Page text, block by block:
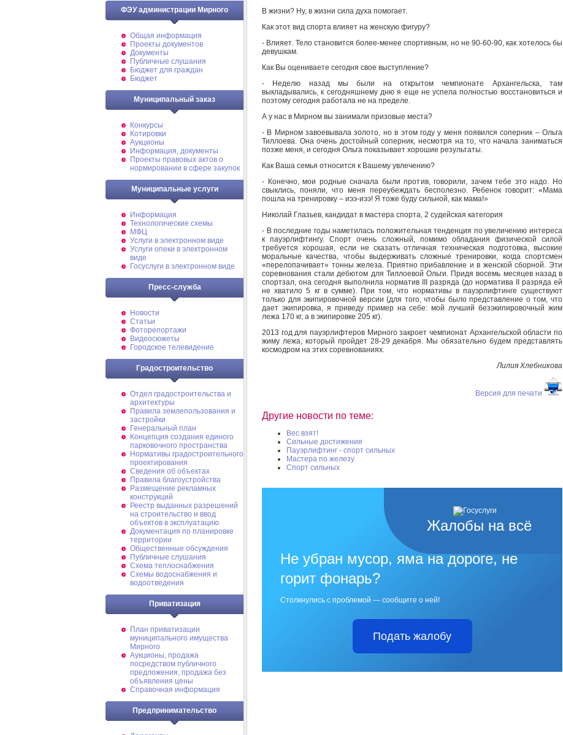
ФЭУ администрации Мирного
Общая информация
Проекты документов
Документы
Публичные слушания
Бюджет для граждан
Бюджет
Муниципальный заказ
Конкурсы
Котировки
Аукционы
Информация, документы
Проекты правовых актов о
нормировании в сфере закупок
Муниципальные услуги
Информация
Технологические схемы
МФЦ
Услуги в электронном виде
Услуги опеки в электронном
виде
Госуслуги в электронном виде
Пресс-служба
Новости
Статьи
Фоторепортажи
Видеосюжеты
Городское телевидение
Градостроительство
Отдел градостроительства и
архитектуры
Правила землепользования и
застройки
Генеральный план
Концепция создания единого
парковочного пространства
Нормативы градостроительного
проектирования
Сведения об объектах
Правила благоустройства
Размещение рекламных
конструкций
Реестр выданных разрешений
на строительство и ввод
объектов в эксплуатацию
Документация по планировке
территории
Общественные обсуждения
Публичные слушания
Схема теплоснабжения
Схемы водоснабжения и
водоотведения
Приватизация
План приватизации
муниципального имущества
Мирного
Аукционы, продажа
посредством публичного
предложения, продажа без
объявления цены
Справочная информация
Предпринимательство
В жизни? Ну, в жизни сила духа помогает.
Как этот вид спорта влияет на женскую фигуру?
- Влияет. Тело становится более-менее спортивным, но не 90-60-90, как хотелось бы
девушкам.
Как Вы оцениваете сегодня свое выступление?
- Неделю назад мы были на открытом чемпионате Архангельска, там
выкладывались, к сегодняшнему дню я еще не успела полностью восстановиться и
поэтому сегодня работала не на пределе.
А у нас в Мирном вы занимали призовые места?
- В Мирном завоевывала золото, но в этом году у меня появился соперник – Ольга
Тиллоева. Она очень достойный соперник, несмотря на то, что начала заниматься
позже меня, и сегодня Ольга показывает хорошие результаты.
Как Ваша семья относится к Вашему увлечению?
- Конечно, мои родные сначала были против, говорили, зачем тебе это надо. Но
свыклись, поняли, что меня переубеждать бесполезно. Ребенок говорит: «Мама
пошла на тренировку – иээ-иээ! Я тоже буду сильной, как мама!»
Николай Глазьев, кандидат в мастера спорта, 2 судейская категория
- В последние годы наметилась положительная тенденция по увеличению интереса
к пауэрлифтингу. Спорт очень сложный, помимо обладания физической силой
требуется хорошая, если не сказать отличная техническая подготовка, высокие
моральные качества, чтобы выдерживать сложные тренировки, когда спортсмен
«перелопачивает» тонны железа. Приятно прибавление и в женской сборной. Эти
соревнования стали дебютом для Тиллоевой Ольги. Придя восемь месяцев назад в
спортзал, она сегодня выполнила норматив III разряда (до норматива II разряда ей
не хватило 5 кг в сумме). При том, что нормативы в пауэрлифтинге существуют
только для экипировочной версии (для того, чтобы было представление о том, что
дает экипировка, я приведу пример на себе: мой лучший безэкипировочный жим
лежа 170 кг, а в экипировке 205 кг).
2013 год для пауэрлифтеров Мирного закроет чемпионат Архангельской области по
жиму лежа, который пройдет 28-29 декабря. Мы обязательно будем представлять
космодром на этих соревнованиях.
Лилия Хлебникова
Версия для печати
Другие новости по теме:
Вес взят!
Сильные достижения
Пауэрлифтинг - спорт сильных
Мастера по железу
Спорт сильных
Жалобы на всё
Не убран мусор, яма на дороге, не
горит фонарь?
Столкнулись с проблемой — сообщите о ней!
Подать жалобу